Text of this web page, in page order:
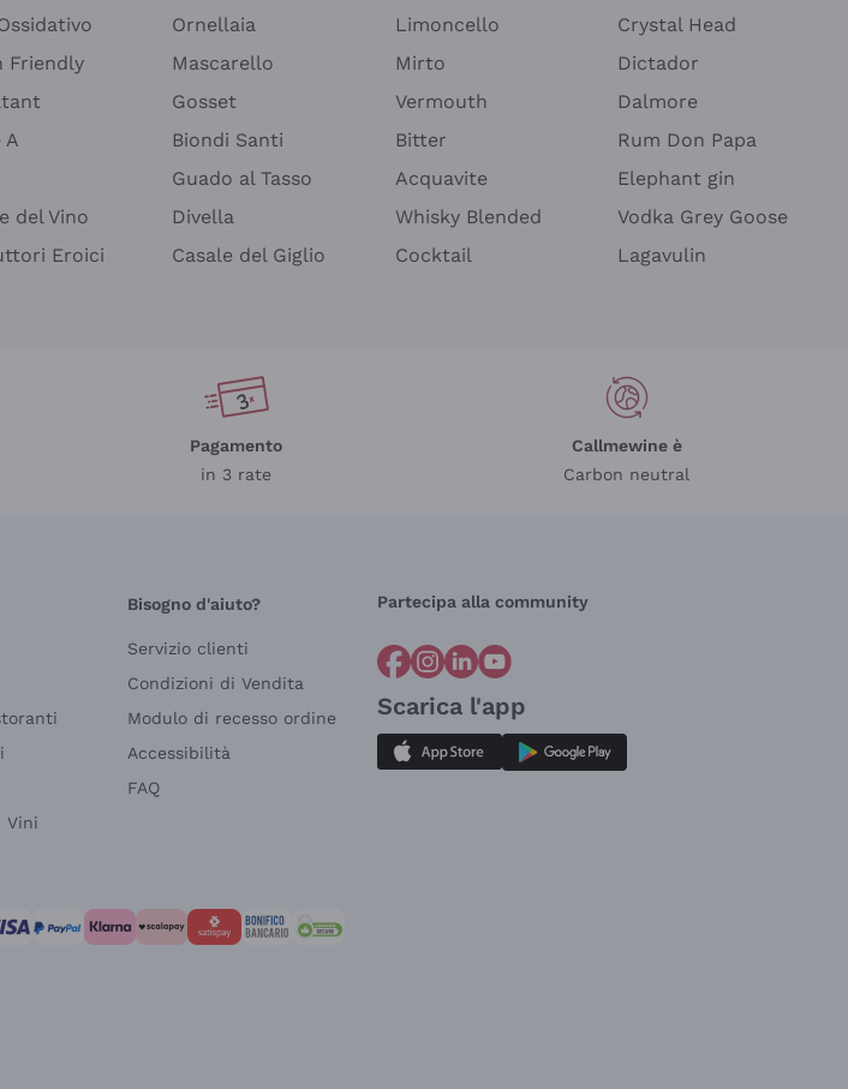
Friendly
A
del Vino
Eroici
Ornellaia
Mascarello
Gosset
Biondi Santi
Guado al Tasso
Divella
Casale del Giglio
Limoncello
Mirto
Vermouth
Bitter
Acquavite
Whisky Blended
Cocktail
Crystal Head
Dictador
Dalmore
Rum Don Papa
Elephant gin
Vodka Grey Goose
Lagavulin
Pagamento
in 3 rate
Callmewine è
Carbon neutral
Vini
Bisogno d'aiuto?
Servizio clienti
Condizioni di Vendita
Modulo di recesso ordine
Accessibilità
FAQ
Partecipa alla community
Scarica l'app